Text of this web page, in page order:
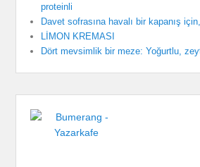
proteinli
Davet sofrasına havalı bir kapanış
LİMON KREMASI
Dört mevsimlik bir meze: Yoğurtlu,